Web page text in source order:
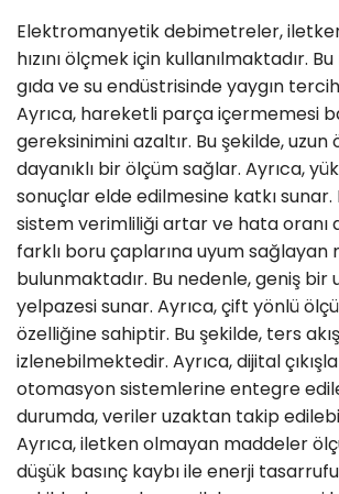
Elektromanyetik debimetreler, iletken
hızını ölçmek için kullanılmaktadır.
gıda ve su endüstrisinde yaygın
Ayrıca, hareketli parça içermemesi
gereksinimini azaltır. Bu şekilde, uzun
dayanıklı bir ölçüm sağlar. Ayrıca,
sonuçlar elde edilmesine katkı sunar.
sistem verimliliği artar ve hata oranı
farklı boru çaplarına uyum sağlayan
bulunmaktadır. Bu nedenle, geniş bir
yelpazesi sunar. Ayrıca, çift yönlü
özelliğine sahiptir. Bu şekilde, ters
izlenebilmektedir. Ayrıca, dijital
otomasyon sistemlerine entegre
durumda, veriler uzaktan takip
Ayrıca, iletken olmayan maddeler
düşük basınç kaybı ile enerji